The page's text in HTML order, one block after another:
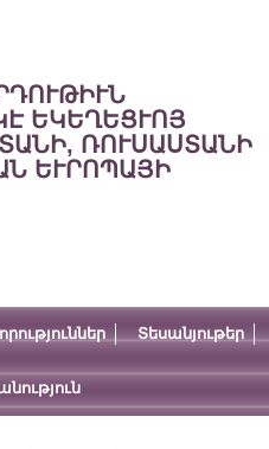
ԵԿԵՂԵՑՒՈՅ
ՌՈՒՍԱՍՏԱՆԻ
ԵՒՐՈՊԱՅԻ
Տեսանյութեր